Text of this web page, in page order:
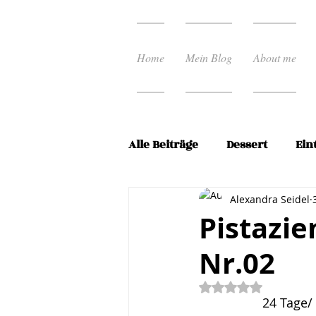
Home Mein Blog About me
Alle Beiträge Dessert
Pasta Rezepte
Schnelle Küche Spargel
Nr.02
Alexandra Seidel
Mit NaN von 5
24